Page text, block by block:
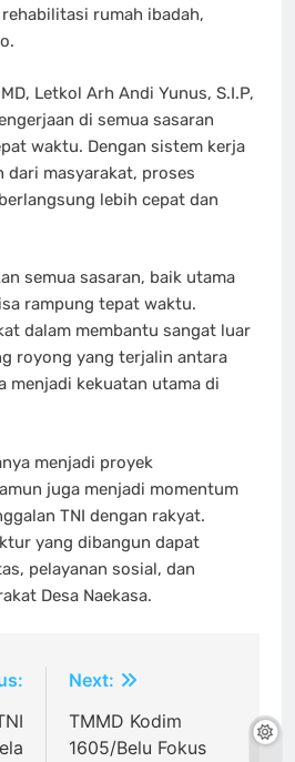
rumah ibadah,
Letkol Arh Andi Yunus, S.I.P,
di semua sasaran
waktu. Dengan sistem kerja
dari masyarakat, proses
lebih cepat dan
semua sasaran, baik utama
rampung tepat waktu.
dalam membantu sangat luar
royong yang terjalin antara
menjadi kekuatan utama di
menjadi proyek
juga menjadi momentum
TNI dengan rakyat.
yang dibangun dapat
pelayanan sosial, dan
Desa Naekasa.
Next:
TMMD Kodim
1605/Belu Fokus